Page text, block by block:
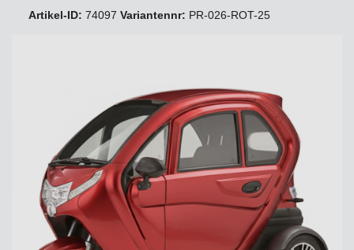
Artikel-ID: 74097 Variantennr: PR-026-ROT-25